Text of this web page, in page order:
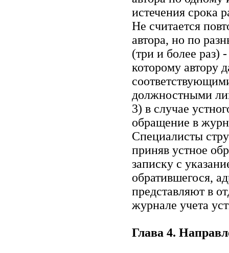
истечения срока
Не считается
автора, но по
(три и более раз)
которому автору
должностными
3) в случае
обращение в
Специалисты
приняв устное
записку с
обратившегося,
представляют в
журнале учета
Глава 4.